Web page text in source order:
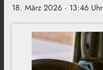
18. März 2026 · 13:46 Uhr